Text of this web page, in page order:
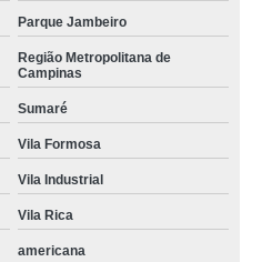
Parque Jambeiro
Região Metropolitana de
Campinas
Sumaré
Vila Formosa
Vila Industrial
Vila Rica
americana